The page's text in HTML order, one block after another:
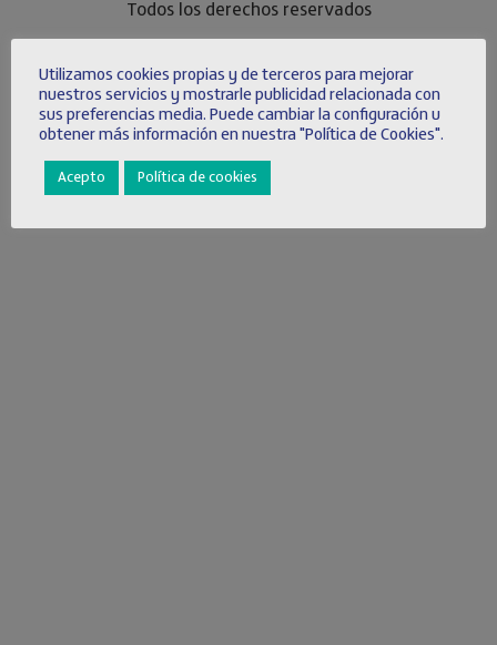
Todos los derechos reservados
Utilizamos cookies propias y de terceros para mejorar
nuestros servicios y mostrarle publicidad relacionada con
sus preferencias media. Puede cambiar la configuración u
obtener más información en nuestra "Política de Cookies".
Acepto Política de cookies